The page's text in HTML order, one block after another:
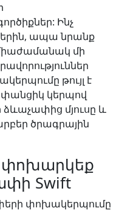
Ինչ
ապա նրանք
մի
թույլ է
կերպով
մյուսը և
ծրագրային
Swift
փոխակերպումը